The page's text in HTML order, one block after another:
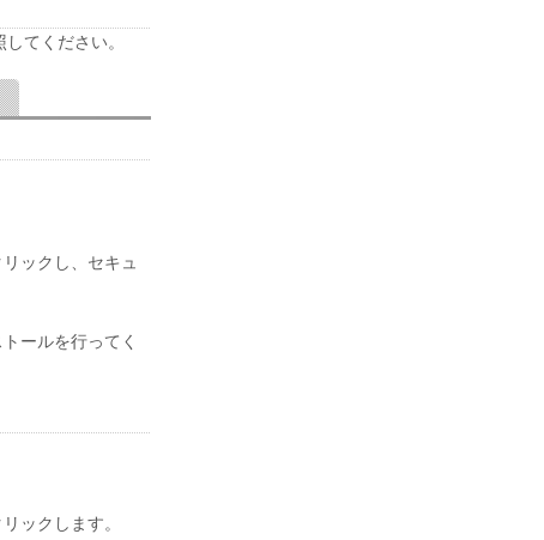
the SOFTWARE
its licensors
property
no license or
for any
of the country
in
てください。
ックし、セキュ
ールを行ってく
ックします。